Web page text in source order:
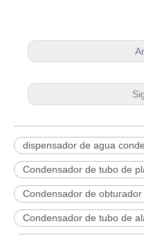
dispensador de agua
Condensador de tubo de
Condensador de obturador
Condensador de tubo de